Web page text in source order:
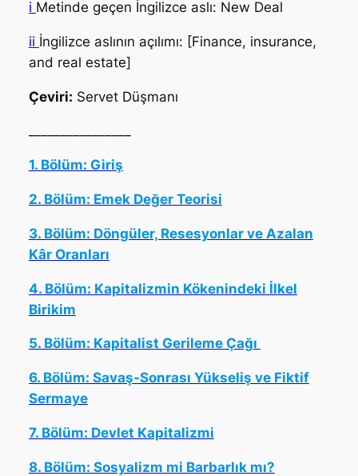
i Metinde geçen İngilizce aslı: New Deal
ii İngilizce aslının açılımı: [Finance, insurance,
and real estate]
Çeviri: Servet Düşmanı
1. Bölüm: Giriş
2. Bölüm: Emek Değer Teorisi
3. Bölüm: Döngüler, Resesyonlar ve Azalan
Kâr Oranları
4. Bölüm: Kapitalizmin Kökenindeki İlkel
Birikim
5. Bölüm: Kapitalist Gerileme Çağı
6. Bölüm: Savaş-Sonrası Yükseliş ve Fiktif
Sermaye
7. Bölüm: Devlet Kapitalizmi
8. Bölüm: Sosyalizm mi Barbarlık mı?